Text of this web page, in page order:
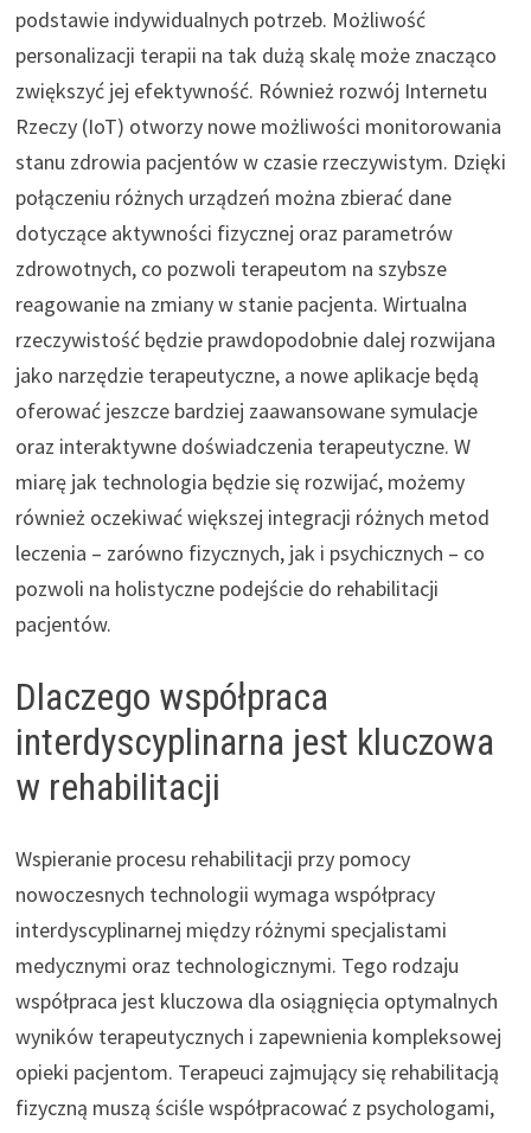
podstawie indywidualnych potrzeb. Możliwość
personalizacji terapii na tak dużą skalę może znacząco
zwiększyć jej efektywność. Również rozwój Internetu
Rzeczy (IoT) otworzy nowe możliwości monitorowania
stanu zdrowia pacjentów w czasie rzeczywistym. Dzięki
połączeniu różnych urządzeń można zbierać dane
dotyczące aktywności fizycznej oraz parametrów
zdrowotnych, co pozwoli terapeutom na szybsze
reagowanie na zmiany w stanie pacjenta. Wirtualna
rzeczywistość będzie prawdopodobnie dalej rozwijana
jako narzędzie terapeutyczne, a nowe aplikacje będą
oferować jeszcze bardziej zaawansowane symulacje
oraz interaktywne doświadczenia terapeutyczne. W
miarę jak technologia będzie się rozwijać, możemy
również oczekiwać większej integracji różnych metod
leczenia – zarówno fizycznych, jak i psychicznych – co
pozwoli na holistyczne podejście do rehabilitacji
pacjentów.
Dlaczego współpraca
interdyscyplinarna jest kluczowa
w rehabilitacji
Wspieranie procesu rehabilitacji przy pomocy
nowoczesnych technologii wymaga współpracy
interdyscyplinarnej między różnymi specjalistami
medycznymi oraz technologicznymi. Tego rodzaju
współpraca jest kluczowa dla osiągnięcia optymalnych
wyników terapeutycznych i zapewnienia kompleksowej
opieki pacjentom. Terapeuci zajmujący się rehabilitacją
fizyczną muszą ściśle współpracować z psychologami,